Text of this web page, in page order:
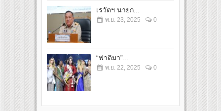
เรวัตฯ นายก...
พ.ย. 23, 2025 0
“ฟาติมา”...
พ.ย. 22, 2025 0